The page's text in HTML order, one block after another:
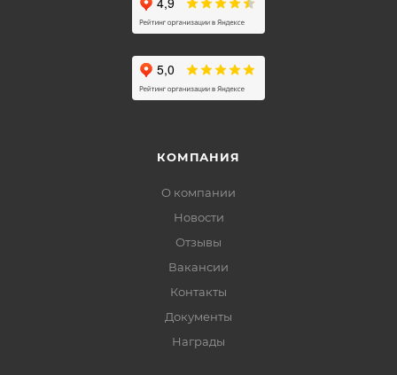
КОМПАНИЯ
О компании
Новости
Отзывы
Вакансии
Контакты
Документы
Награды